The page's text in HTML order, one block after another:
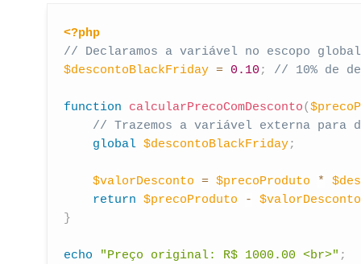
<?php
// Declaramos a variável no escopo
$descontoBlackFriday = 0.10 ; // 10% de
function calcularPrecoComDesconto(
// Trazemos a variável externa para
global $descontoBlackFriday;
$valorDesconto = $precoProduto *
return $precoProduto -
$valorDesconto
}
echo "Preço original: R$ 1000.00 <br>" ;